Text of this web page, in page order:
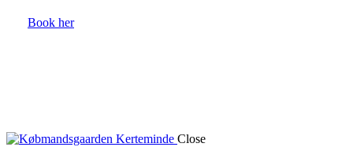
Book her
Close